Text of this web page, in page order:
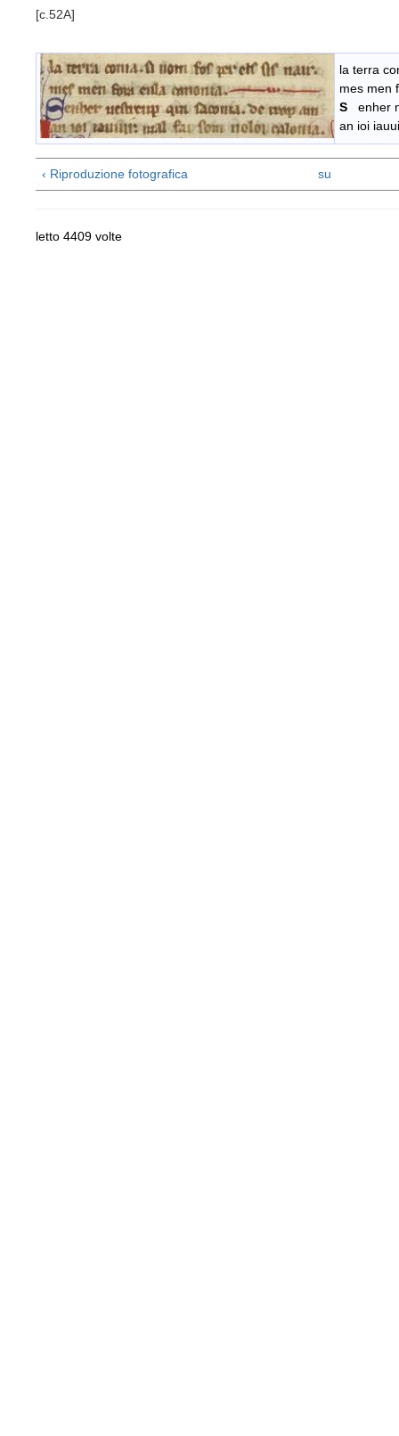
[c.52A]
la terra
mes men
S enher
an ioi
‹ Riproduzione fotografica su
letto 4409 volte